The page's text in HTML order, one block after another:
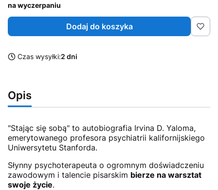
na wyczerpaniu
Dodaj do koszyka
Czas wysyłki:2 dni
Opis
"Stając się sobą" to autobiografia Irvina D. Yaloma,
emerytowanego profesora psychiatrii kalifornijskiego
Uniwersytetu Stanforda.
Słynny psychoterapeuta o ogromnym doświadczeniu
zawodowym i talencie pisarskim bierze na warsztat
swoje życie.